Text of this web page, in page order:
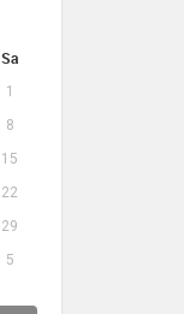
Sa
1
8
15
22
29
5